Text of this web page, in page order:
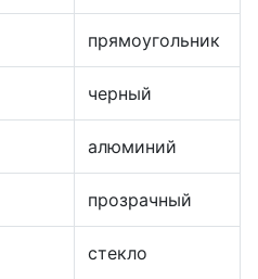
прямоугольник
черный
алюминий
прозрачный
стекло